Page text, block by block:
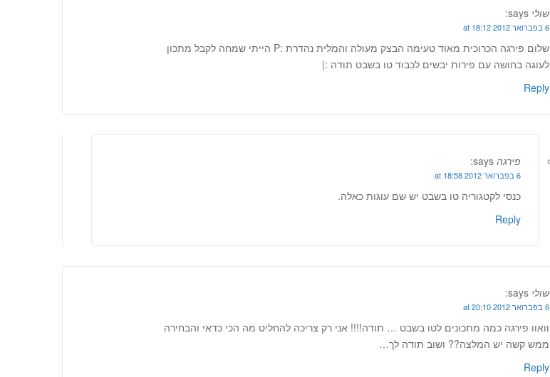
שולי says:
6 בפברואר 2012 at 18:12
שלום פירגה הכרוכית מאוד טעימה הבצק מעולה והמלית נהדרת :P הייתי שמחה לקבל מתכון
לעוגה בחושה עם פירות יבשים לכבוד טו בשבט תודה :|
Reply
פירגה says:
6 בפברואר 2012 at 18:58
כנסי לקטגוריה טו בשבט יש שם עוגות כאלה.
Reply
שולי says:
6 בפברואר 2012 at 20:10
וואוו פירגה כמה מתכונים לטו בשבט … תודה!!!! אני רק צריכה להחליט מה הכי כדאי והבחירה
ממש קשה יש המלצה?? ושוב תודה לך…
Reply